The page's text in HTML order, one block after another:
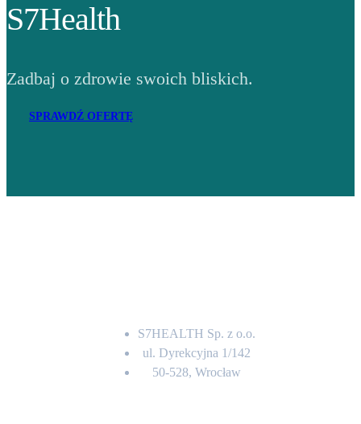
S7Health
Zadbaj o zdrowie swoich bliskich.
SPRAWDŹ OFERTĘ
S7HEALTH Sp. z o.o.
ul. Dyrekcyjna 1/142
50-528, Wrocław